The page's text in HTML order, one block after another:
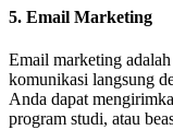
5. Email Marketing
Email marketing
komunikasi langsung
Anda dapat
program studi, atau